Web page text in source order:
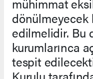
mühimmat
edilmelidir. Bu
kurumlarınca
tespit